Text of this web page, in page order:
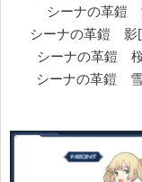
シーナの革鎧
シーナの革鎧 影
シーナの革鎧
シーナの革鎧